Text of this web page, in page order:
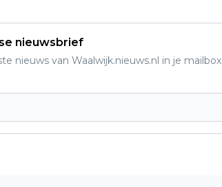
nieuwsbrief
nieuws van Waalwijk.nieuws.nl in je mailbox